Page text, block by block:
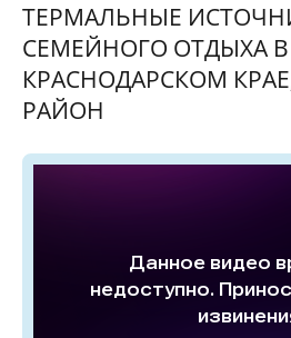
ТЕРМАЛЬНЫЕ
СЕМЕЙНОГО ОТДЫХА В
КРАСНОДАРСКОМ
РАЙОН